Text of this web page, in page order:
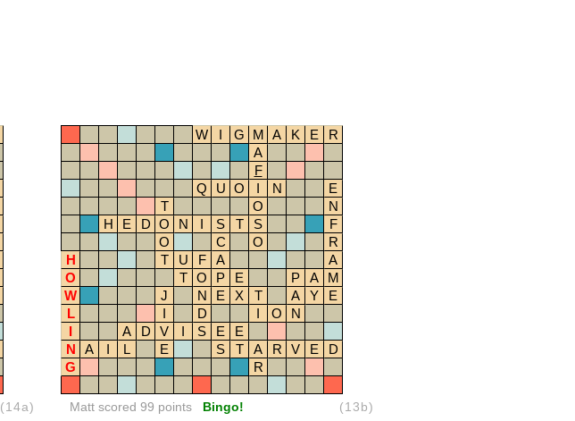
(14a)
W I G M A K E
R
A
F
Q
U O I N
E
T
O
N
H
E D O N I S T S
F
O
C O
R
H
T U F A
A
O
T O P E P A
M
W
J N E X T A Y
E
L
I D I O
N
I
A D V I S E
E
N
A I L E S T A R V E
D
G
R
Matt scored 99 points Bingo! (13b)